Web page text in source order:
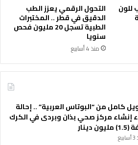
للون التحول الرقمي يعزز الطب
الدقيق في قطر .. المختبرات
الطبية تسجل 20 مليون فحص
سنويا
منذ 4 أسابيع
كامل من “البوتاس العربية” .. إحالة
إنشاء مركز صحي بذان وبردى في الكرك
دينار